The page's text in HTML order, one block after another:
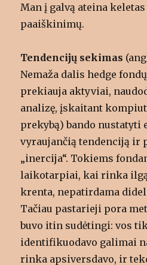
Man į galvą ateina
paaiškinimų.
Tendencijų sekimas
Nemaža dalis hedge
prekiauja aktyviai,
analizę, įskaitant
prekybą) bando nustatyti
vyraujančią tendenciją ir
„inercija“. Tokiems
laikotarpiai, kai rinka
krenta, nepatirdama
Tačiau pastarieji pora
buvo itin sudėtingi: vos
identifikuodavo galimai
rinka apsiversdavo, ir